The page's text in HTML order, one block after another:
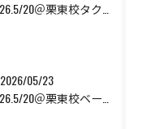
2026/05/23